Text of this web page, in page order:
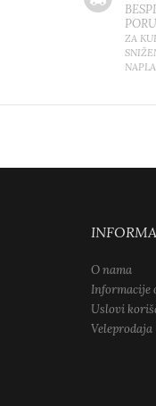
ZA
O nama
Informacije
Uslovi
Veleprodaja